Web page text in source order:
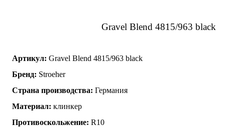
Gravel Blend 4815/963 black
Артикул: Gravel Blend 4815/963 black
Бренд: Stroeher
Страна производства: Германия
Материал: клинкер
Противоскольжение: R10